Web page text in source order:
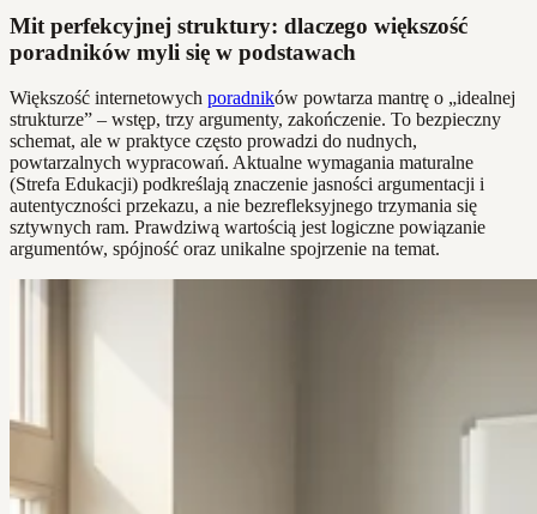
Mit perfekcyjnej struktury: dlaczego większość
poradników myli się w podstawach
Większość internetowych poradników powtarza mantrę o „idealnej
strukturze” – wstęp, trzy argumenty, zakończenie. To bezpieczny
schemat, ale w praktyce często prowadzi do nudnych,
powtarzalnych wypracowań. Aktualne wymagania maturalne
(Strefa Edukacji) podkreślają znaczenie jasności argumentacji i
autentyczności przekazu, a nie bezrefleksyjnego trzymania się
sztywnych ram. Prawdziwą wartością jest logiczne powiązanie
argumentów, spójność oraz unikalne spojrzenie na temat.